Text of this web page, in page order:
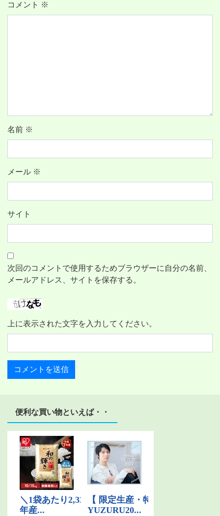
コメント ※
名前 ※
メール ※
サイト
次回のコメントで使用するためブラウザーに自分の名前、
メールアドレス、サイトを保存する。
上に表示された文字を入力してください。
便利な買い物といえば・・